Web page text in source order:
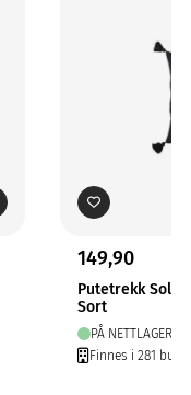
149,90
Putetrekk Solo
Sort
PÅ NETTLAGER
Finnes i 281